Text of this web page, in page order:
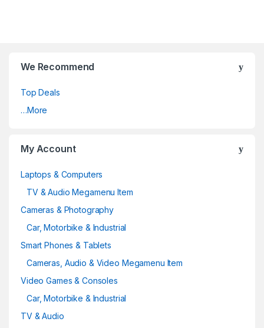
We Recommend
Top Deals
…More
My Account
Laptops & Computers
TV & Audio Megamenu Item
Cameras & Photography
Car, Motorbike & Industrial
Smart Phones & Tablets
Cameras, Audio & Video Megamenu Item
Video Games & Consoles
Car, Motorbike & Industrial
TV & Audio